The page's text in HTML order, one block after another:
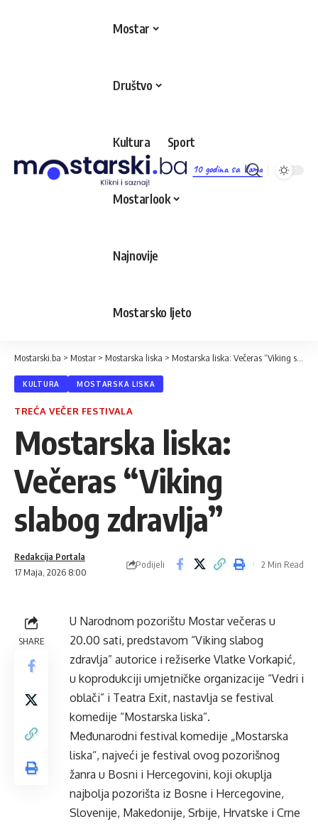
10 godina sa Vama
Mostar
Društvo
Kultura Sport
Mostarlook
Najnovije
Mostarsko ljeto
Mostarski.ba > Mostar > Mostarska liska > Mostarska liska: Večeras “Viking slabog zdravlja”
KULTURA MOSTARSKA LISKA
TREĆA VEČER FESTIVALA
Mostarska liska:
Večeras “Viking
slabog zdravlja”
17 Maja, 2026 8:00
Redakcija Portala
Podijeli 2 Min Read
SHARE
U Narodnom pozorištu Mostar večeras u
20.00 sati, predstavom “Viking slabog
zdravlja” autorice i režiserke Vlatke Vorkapić,
u koprodukciji umjetničke organizacije “Vedri i
oblači” i Teatra Exit, nastavlja se festival
komedije “Mostarska liska”.
Međunarodni festival komedije „Mostarska
liska“, najveći je festival ovog pozorišnog
žanra u Bosni i Hercegovini, koji okuplja
najbolja pozorišta iz Bosne i Hercegovine,
Slovenije, Makedonije, Srbije, Hrvatske i Crne